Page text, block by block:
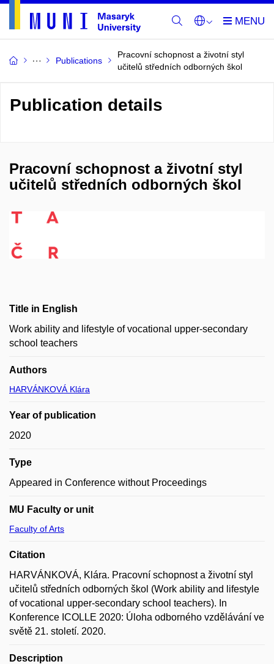
Publications
Pracovní schopnost a životní styl
učitelů středních odborných škol
Publication details
Pracovní schopnost a životní styl
učitelů středních odborných škol
Title in English
Work ability and lifestyle of vocational upper-secondary
school teachers
Authors
HARVÁNKOVÁ Klára
Year of publication
2020
Type
Appeared in Conference without Proceedings
MU Faculty or unit
Faculty of Arts
Citation
HARVÁNKOVÁ, Klára. Pracovní schopnost a životní styl
učitelů středních odborných škol (Work ability and lifestyle
of vocational upper-secondary school teachers). In
Konference ICOLLE 2020: Úloha odborného vzdělávání ve
světě 21. století. 2020.
Description